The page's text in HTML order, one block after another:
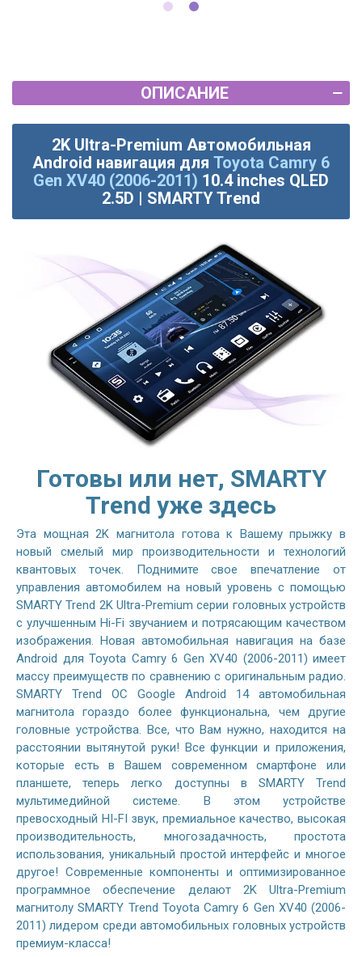
ОПИСАНИЕ
2K Ultra-Premium Автомобильная
Android навигация для Toyota Camry 6
Gen XV40 (2006-2011) 10.4 inches QLED
2.5D | SMARTY Trend
Готовы или нет, SMARTY
Trend уже здесь
Эта мощная 2K магнитола готова к Вашему прыжку в
новый смелый мир производительности и технологий
квантовых точек. Поднимите свое впечатление от
управления автомобилем на новый уровень с помощью
SMARTY Trend 2K Ultra-Premium серии головных устройств
с улучшенным Hi-Fi звучанием и потрясающим качеством
изображения. Новая автомобильная навигация на базе
Android для Toyota Camry 6 Gen XV40 (2006-2011) имеет
массу преимуществ по сравнению с оригинальным радио.
SMARTY Trend ОС Google Android 14 автомобильная
магнитола гораздо более функциональна, чем другие
головные устройства. Все, что Вам нужно, находится на
расстоянии вытянутой руки! Все функции и приложения,
которые есть в Вашем современном смартфоне или
планшете, теперь легко доступны в SMARTY Trend
мультимедийной системе. В этом устройстве
превосходный HI-FI звук, премиальное качество, высокая
производительность, многозадачность, простота
использования, уникальный простой интерфейс и многое
другое! Современные компоненты и оптимизированное
программное обеспечение делают 2K Ultra-Premium
магнитолу SMARTY Trend Toyota Camry 6 Gen XV40 (2006-
2011) лидером среди автомобильных головных устройств
премиум-класса!